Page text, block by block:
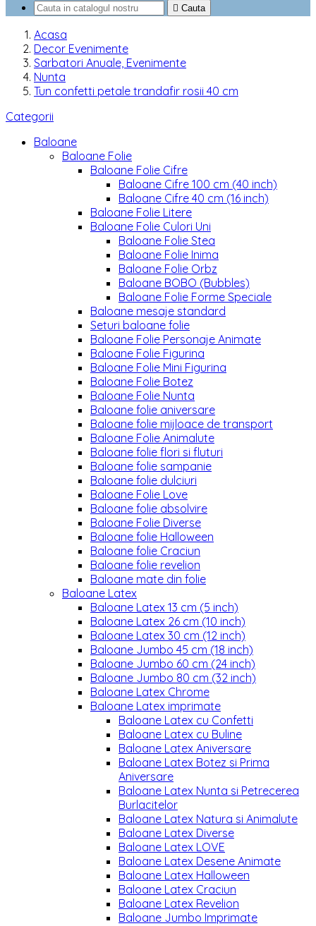
 Cauta
Acasa
Decor Evenimente
Sarbatori Anuale, Evenimente
Nunta
Tun confetti petale trandafir rosii 40 cm
Categorii
Baloane
Baloane Folie
Baloane Folie Cifre
Baloane Cifre 100 cm (40 inch)
Baloane Cifre 40 cm (16 inch)
Baloane Folie Litere
Baloane Folie Culori Uni
Baloane Folie Stea
Baloane Folie Inima
Baloane Folie Orbz
Baloane BOBO (Bubbles)
Baloane Folie Forme Speciale
Baloane mesaje standard
Seturi baloane folie
Baloane Folie Personaje Animate
Baloane Folie Figurina
Baloane Folie Mini Figurina
Baloane Folie Botez
Baloane Folie Nunta
Baloane folie aniversare
Baloane folie mijloace de transport
Baloane Folie Animalute
Baloane folie flori si fluturi
Baloane folie sampanie
Baloane folie dulciuri
Baloane Folie Love
Baloane folie absolvire
Baloane Folie Diverse
Baloane folie Halloween
Baloane folie Craciun
Baloane folie revelion
Baloane mate din folie
Baloane Latex
Baloane Latex 13 cm (5 inch)
Baloane Latex 26 cm (10 inch)
Baloane Latex 30 cm (12 inch)
Baloane Jumbo 45 cm (18 inch)
Baloane Jumbo 60 cm (24 inch)
Baloane Jumbo 80 cm (32 inch)
Baloane Latex Chrome
Baloane Latex imprimate
Baloane Latex cu Confetti
Baloane Latex cu Buline
Baloane Latex Aniversare
Baloane Latex Botez si Prima
Aniversare
Baloane Latex Nunta si Petrecerea
Burlacitelor
Baloane Latex Natura si Animalute
Baloane Latex Diverse
Baloane Latex LOVE
Baloane Latex Desene Animate
Baloane Latex Halloween
Baloane Latex Craciun
Baloane Latex Revelion
Baloane Jumbo Imprimate